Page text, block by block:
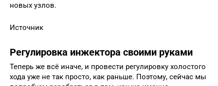
новых узлов.
Источник
Регулировка инжектора своими руками
Теперь же всё иначе, и провести регулировку холостого
хода уже не так просто, как раньше. Поэтому, сейчас мы